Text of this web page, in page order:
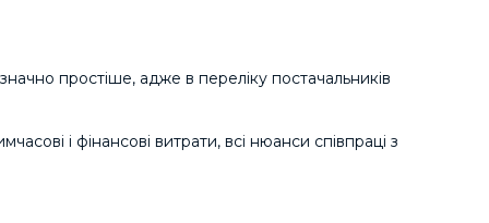
простіше, адже в переліку постачальників
і фінансові витрати, всі нюанси співпраці з